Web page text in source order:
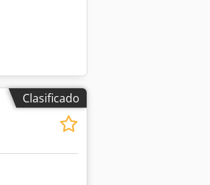
Clasificado